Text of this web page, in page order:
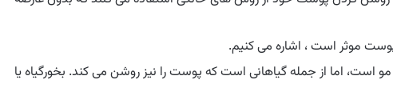
موثر است ، اشاره می کنیم.
است، اما از جمله گیاهانی است که پوست را نیز روشن می کند. بخورگیاه یا